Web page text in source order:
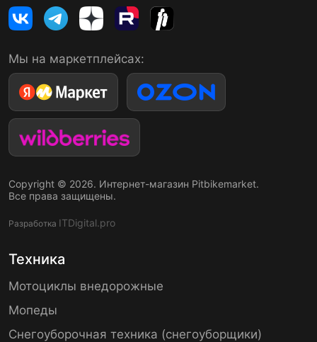
Мы на маркетплейсах:
Copyright © 2026. Интернет-магазин Pitbikemarket.
Все права защищены.
Разработка ITDigital.pro
Техника
Мотоциклы внедорожные
Мопеды
Снегоуборочная техника (снегоуборщики)